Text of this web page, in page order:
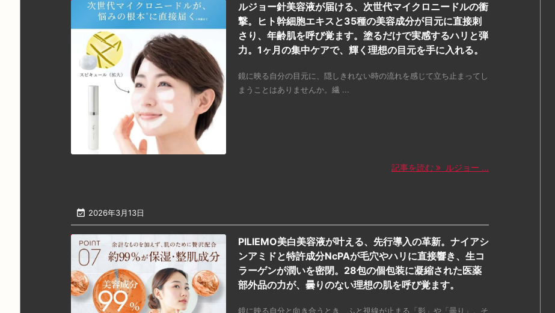
ルジョー針美容液が届ける、次世代マイクロニードルの衝
撃。ヒト幹細胞エキスと35種の美容成分が目元に直接刺
さり、年齢肌を呼び覚ます。塗るだけで実感するハリと弾
力。1ヶ月の集中ケアで、輝く理想の目元を手に入れる。
鏡に映る自分の目元に、隠しきれない時の流れを感じて立ち止まってし
まうことはありませんか。繊 ...
記事を読む ルジョー ...
 2026年3月13日
PILIEMO美白美容液が叶える、先行導入の革新。ナイアシ
ンアミドと特許成分NcPAが毛穴やハリに直接響き、生コ
ラーゲンが潤いを密閉。28包の個包装に凝縮された医薬
部外品の力が、曇りのない理想の肌を呼び覚ます。
鏡に映る自分と向き合うとき、ふと視線が止まる「影」や「曇り」。そ